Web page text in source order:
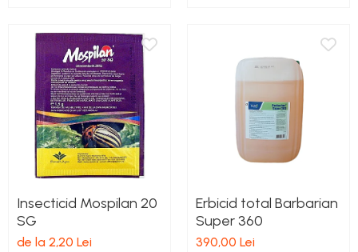
Nivele si masurare unghi
Nivele, Echere si Compasuri
Rulete
Insecticid Mospilan 20
SG
de la 2,20 Lei
Erbicid total Barbarian
Super 360
390,00 Lei